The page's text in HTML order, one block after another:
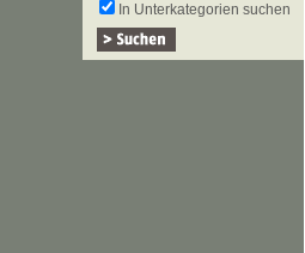
In Unterkategorien suchen